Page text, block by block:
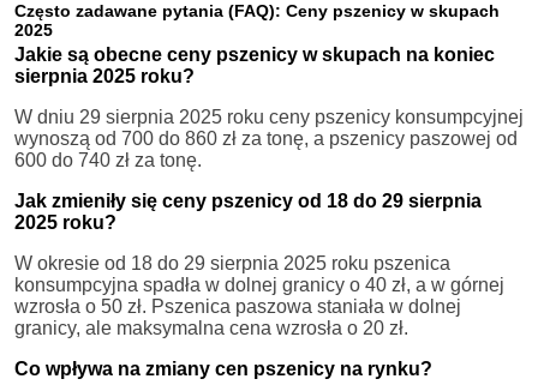
Często zadawane pytania (FAQ): Ceny pszenicy w skupach
2025
Jakie są obecne ceny pszenicy w skupach na koniec
sierpnia 2025 roku?
W dniu 29 sierpnia 2025 roku ceny pszenicy konsumpcyjnej
wynoszą od 700 do 860 zł za tonę, a pszenicy paszowej od
600 do 740 zł za tonę.
Jak zmieniły się ceny pszenicy od 18 do 29 sierpnia
2025 roku?
W okresie od 18 do 29 sierpnia 2025 roku pszenica
konsumpcyjna spadła w dolnej granicy o 40 zł, a w górnej
wzrosła o 50 zł. Pszenica paszowa staniała w dolnej
granicy, ale maksymalna cena wzrosła o 20 zł.
Co wpływa na zmiany cen pszenicy na rynku?